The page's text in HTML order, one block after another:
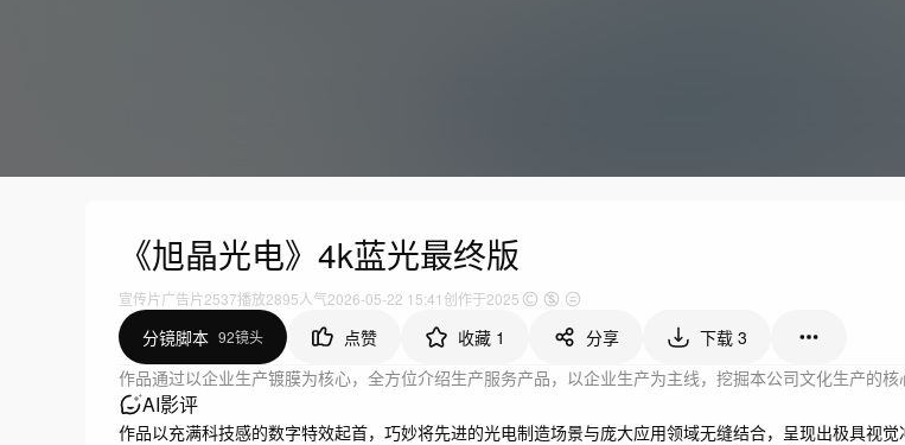
《旭晶光电》4k蓝光最终版
宣传片广告片2537播放2895人气2026-05-22 15:41 创作于2025
分镜脚本 92镜头 点赞 收藏 1 分享 下载 3
作品通过以企业生产镀膜为核心，全方位介绍生产服务产品，以企业生产为主线，挖掘本公司文化生产的核
AI影评
作品以充满科技感的数字特效起首，巧妙将先进的光电制造场景与庞大应用领域无缝结合，呈现出极具视